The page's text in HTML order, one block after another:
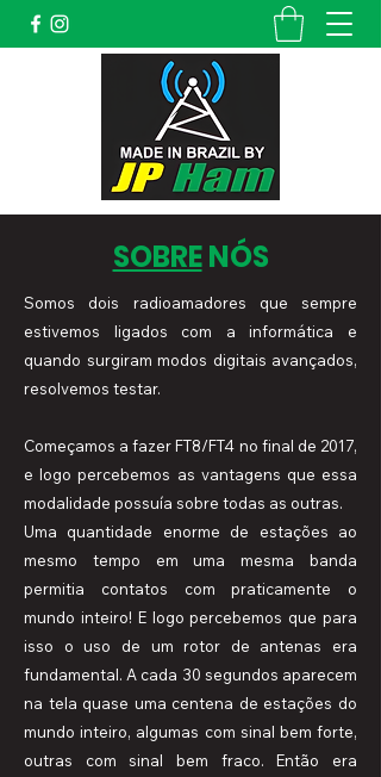
SOBRENÓS
Somos dois radioamadores que sempre
estivemos ligados com a informática e
quando surgiram modos digitais avançados,
resolvemos testar.
Começamos a fazer FT8/FT4 no final de 2017,
e logo percebemos as vantagens que essa
modalidade possuía sobre todas as outras.
Uma quantidade enorme de estações ao
mesmo tempo em uma mesma banda
permitia contatos com praticamente o
mundo inteiro! E logo percebemos que para
isso o uso de um rotor de antenas era
fundamental. A cada 30 segundos aparecem
na tela quase uma centena de estações do
mundo inteiro, algumas com sinal bem forte,
outras com sinal bem fraco. Então era